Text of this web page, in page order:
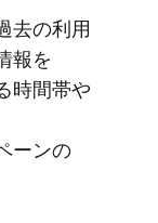
去の​利用​
報を​
時間帯や​
ーンの​